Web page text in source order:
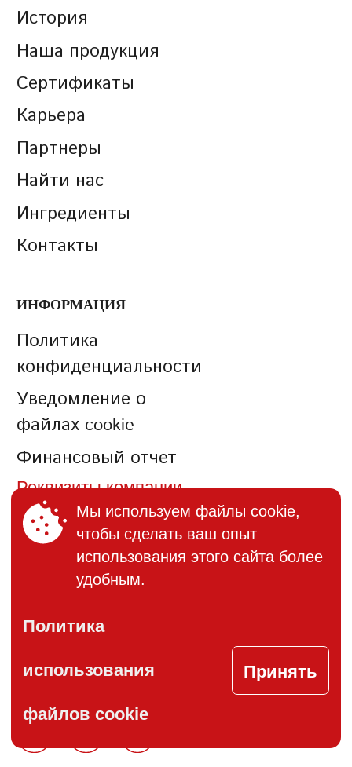
История
Наша продукция
Сертификаты
Карьера
Партнеры
Найти нас
Ингредиенты
Контакты
ИНФОРМАЦИЯ
Политика
конфиденциальности
Уведомление о
файлах cookie
Финансовый отчет
Реквизиты компании
КОНТАКТЫ
+373 (22) 895-600
Chisinau, str. Columna, 162
Мы используем файлы cookie,
чтобы сделать ваш опыт
использования этого сайта более
удобным.
Политика
использования
файлов cookie
Принять